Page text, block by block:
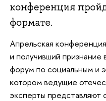
конференция
формате.
Апрельская
и получивший
форум по социальным и
котором ведущие
эксперты представляют